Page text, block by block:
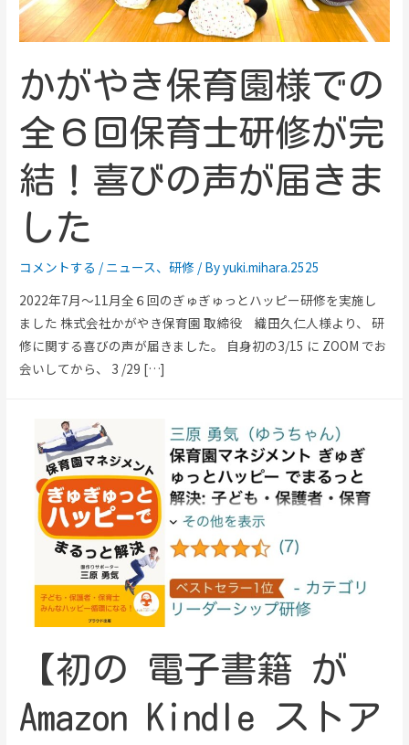
かがやき保育園様での
全６回保育士研修が完
結！喜びの声が届きま
した
コメントする / ニュース、研修 / Byyuki.mihara.2525
2022年7月～11月全６回のぎゅぎゅっとハッピー研修を実施し
ました 株式会社かがやき保育園 取締役 織田久仁人様より、 研
修に関する喜びの声が届きました。 自身初の3/15 に ZOOM でお
会いしてから、 3 /29 […]
【初の 電子書籍 が
Amazon Kindle ストア